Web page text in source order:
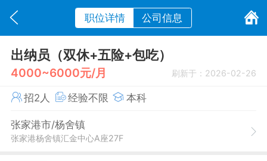
职位详情 公司信息
出纳员（双休+五险+包吃）
4000~6000元/月 刷新于：2026-02-26
招2人 经验不限 本科
张家港市/杨舍镇
张家港杨舍镇汇金中心A座27F